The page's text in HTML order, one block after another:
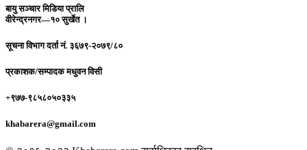
बायु सञ्चार मिडिया प्रालि
वीरेन्द्रनगर—१० सुर्खेत ।
सूचना विभाग दर्ता नं. ३६७९-२०७९/८०
प्रकाशक/सम्पादकमधुवन विसी
+९७७-९८५८०५०३३५
khabarera@gmail.com